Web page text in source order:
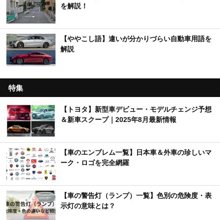
を解説！
【ややこし語】違いが分かりづらい自動車用語を
解説
特集
【トヨタ】新型車デビュー・モデルチェンジ予想
＆新車スクープ｜2025年8月最新情報
【車のエンブレム一覧】日本車＆外車の珍しいマ
ーク・ロゴを完全網羅
【車の警告灯（ランプ）一覧】色別の危険度・表
示灯の意味とは？